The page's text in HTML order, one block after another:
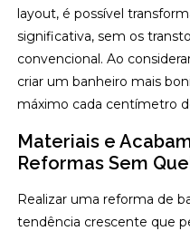
layout, é possível
significativa, sem os
convencional. Ao
criar um banheiro mais
máximo cada centímetro
Materiais e
Reformas Sem
Realizar uma reforma de
tendência crescente que